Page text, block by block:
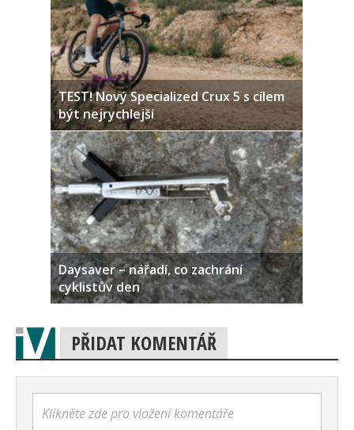
TEST! Nový Specialized Crux 5 s cílem
být nejrychlejší
Daysaver – nářadí, co zachrání
cyklistův den
PŘIDAT KOMENTÁŘ
Klikněte zde pro vložení komentáře